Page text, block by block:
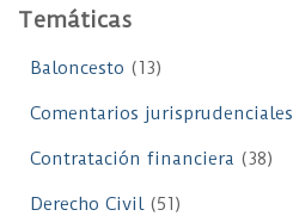
Temáticas
Baloncesto (13)
Comentarios jurisprudenciales
Contratación financiera (38)
Derecho Civil(51)